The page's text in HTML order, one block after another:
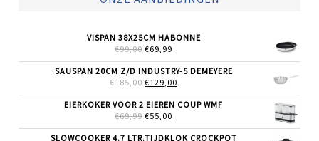
VISPAN 38X25CM HABONNE
€99,00 OORSPRONKELIJKE
WAS:
€99,00.
€69,99
IS:
€69,99.
SAUSPAN 20CM Z/D INDUSTRY-5 DEMEYERE
€185,00 OORSPRONKELIJKE
WAS:
€185,00.
€129,00
IS:
EIERKOKER VOOR 2 EIEREN COUP WMF
€69,99 OORSPRONKELIJKE
WAS:
€55,00
IS:
SLOWCOOKER 4.7 LTR.TIJDKLOK CROCKPOT